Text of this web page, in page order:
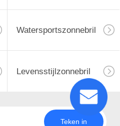
Watersportszonnebril
Levensstijlzonnebril
Teken in